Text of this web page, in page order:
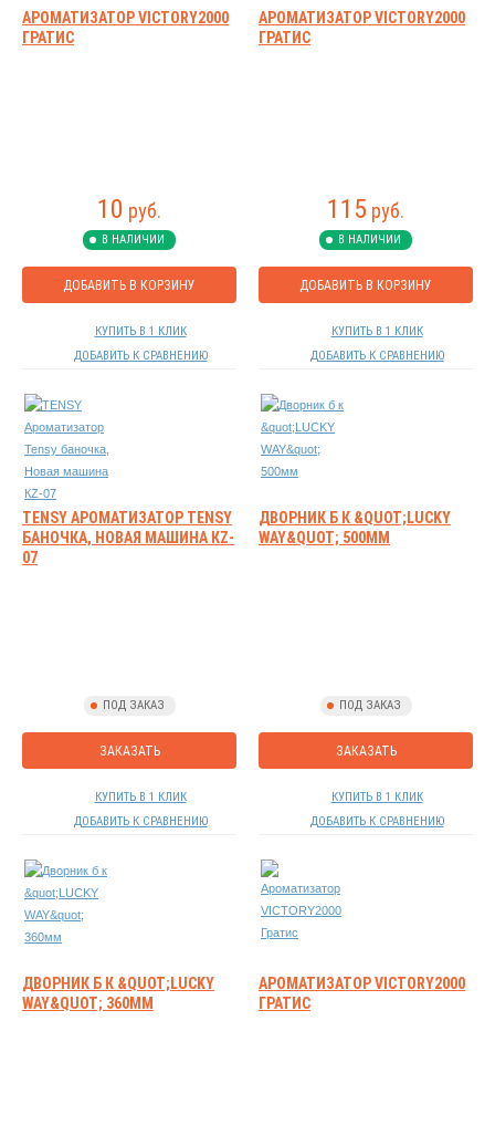
АРОМАТИЗАТОР VICTORY2000
ГРАТИС
10 руб.
В НАЛИЧИИ
ДОБАВИТЬ В КОРЗИНУ
КУПИТЬ В 1 КЛИК
ДОБАВИТЬ К СРАВНЕНИЮ
АРОМАТИЗАТОР VICTORY2000
ГРАТИС
115 руб.
В НАЛИЧИИ
ДОБАВИТЬ В КОРЗИНУ
КУПИТЬ В 1 КЛИК
ДОБАВИТЬ К СРАВНЕНИЮ
TENSY АРОМАТИЗАТОР TENSY
БАНОЧКА, НОВАЯ МАШИНА КZ-
07
ПОД ЗАКАЗ
ЗАКАЗАТЬ
КУПИТЬ В 1 КЛИК
ДОБАВИТЬ К СРАВНЕНИЮ
ДВОРНИК Б К &QUOT;LUCKY
WAY&QUOT; 500ММ
ПОД ЗАКАЗ
ЗАКАЗАТЬ
КУПИТЬ В 1 КЛИК
ДОБАВИТЬ К СРАВНЕНИЮ
ДВОРНИК Б К &QUOT;LUCKY
WAY&QUOT; 360ММ
АРОМАТИЗАТОР VICTORY2000
ГРАТИС